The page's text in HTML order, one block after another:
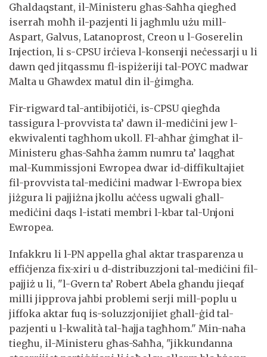
Għaldaqstant, il-Ministeru għas-Saħħa qiegħed
iserraħ moħħ il-pazjenti li jagħmlu użu mill-
Aspart, Galvus, Latanoprost, Creon u l-Goserelin
Injection, li s-CPSU irċieva l-konsenji neċessarji u li
dawn qed jitqassmu fl-ispiżeriji tal-POYC madwar
Malta u Għawdex matul din il-ġimgħa.
Fir-rigward tal-antibijotiċi, is-CPSU qiegħda
tassigura l-provvista ta’ dawn il-mediċini jew l-
ekwivalenti tagħhom ukoll. Fl-aħħar ġimgħat il-
Ministeru għas-Saħħa żamm numru ta’ laqgħat
mal-Kummissjoni Ewropea dwar id-diffikultajiet
fil-provvista tal-mediċini madwar l-Ewropa biex
jiżgura li pajjiżna jkollu aċċess ugwali għall-
mediċini daqs l-istati membri l-kbar tal-Unjoni
Ewropea.
Infakkru li l-PN appella għal aktar trasparenza u
effiċjenza fix-xiri u d-distribuzzjoni tal-mediċini fil-
pajjiż u li, "l-Gvern ta’ Robert Abela għandu jieqaf
milli jipprova jaħbi problemi serji mill-poplu u
jiffoka aktar fuq is-soluzzjonijiet għall-ġid tal-
pazjenti u l-kwalità tal-ħajja tagħhom." Min-naħa
tiegħu, il-Ministeru għas-Saħħa, "jikkundanna